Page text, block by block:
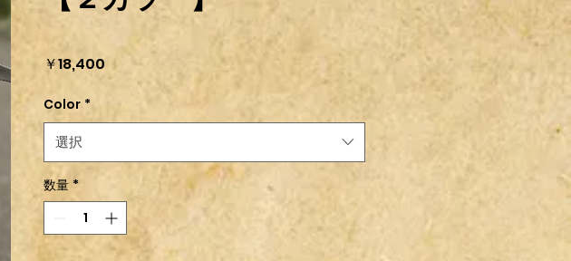
￥18,400 価
格
Color *
選択
数量 *